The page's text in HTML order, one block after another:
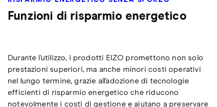
Funzioni di risparmio energetico
Durante l'utilizzo, i prodotti EIZO promettono non solo
prestazioni superiori, ma anche minori costi operativi
nel lungo termine, grazie all'adozione di tecnologie
efficienti di risparmio energetico che riducono
notevolmente i costi di gestione e aiutano a preservare